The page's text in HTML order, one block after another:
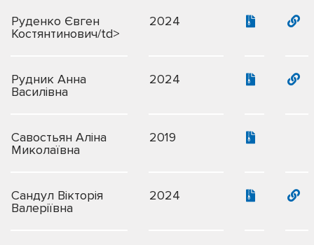
Руденко Євген
Костянтинович/td>
2024
Рудник Анна
Василівна
2024
Савостьян Аліна
Миколаївна
2019
Сандул Вікторія
Валеріївна
2024